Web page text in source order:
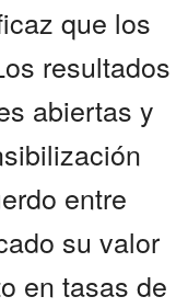
que los
resultados
abiertas y
entre
su valor
en tasas de